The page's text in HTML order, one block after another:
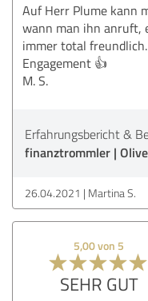
Auf Herr Plume kann
wann man ihn anruft,
immer total
Engagement 👍
M. S.
Erfahrungsbericht &
finanztrommler |
26.04.2021 Martina S.
5,00 von 5
SEHR GUT